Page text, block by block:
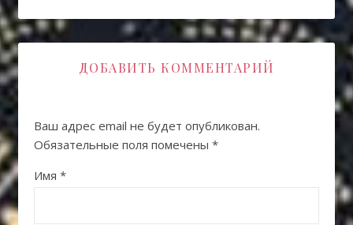
ДОБАВИТЬ КОММЕНТАРИЙ
Ваш адрес email не будет опубликован.
Обязательные поля помечены *
Имя *